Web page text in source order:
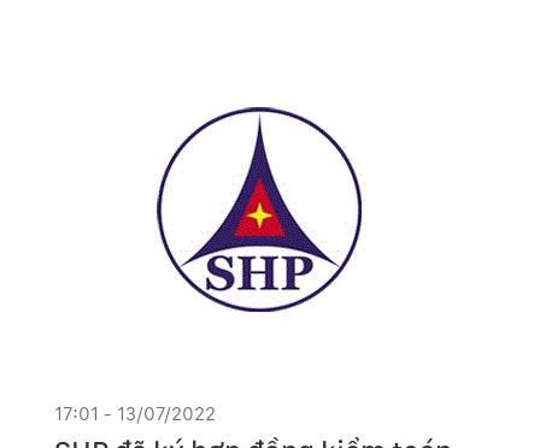
17:01 - 13/07/2022